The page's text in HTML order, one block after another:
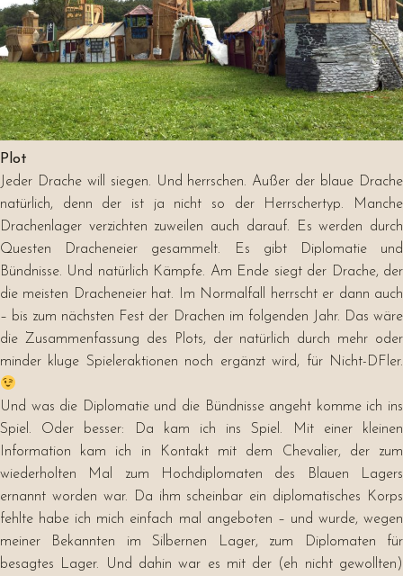
Plot
Jeder Drache will siegen. Und herrschen. Außer der blaue Drache
natürlich, denn der ist ja nicht so der Herrschertyp. Manche
Drachenlager verzichten zuweilen auch darauf. Es werden durch
Questen Dracheneier gesammelt. Es gibt Diplomatie und
Bündnisse. Und natürlich Kämpfe. Am Ende siegt der Drache, der
die meisten Dracheneier hat. Im Normalfall herrscht er dann auch
– bis zum nächsten Fest der Drachen im folgenden Jahr. Das wäre
die Zusammenfassung des Plots, der natürlich durch mehr oder
minder kluge Spieleraktionen noch ergänzt wird, für Nicht-DFler.
Und was die Diplomatie und die Bündnisse angeht komme ich ins
Spiel. Oder besser: Da kam ich ins Spiel. Mit einer kleinen
Information kam ich in Kontakt mit dem Chevalier, der zum
wiederholten Mal zum Hochdiplomaten des Blauen Lagers
ernannt worden war. Da ihm scheinbar ein diplomatisches Korps
fehlte habe ich mich einfach mal angeboten – und wurde, wegen
meiner Bekannten im Silbernen Lager, zum Diplomaten für
besagtes Lager. Und dahin war es mit der (eh nicht gewollten)